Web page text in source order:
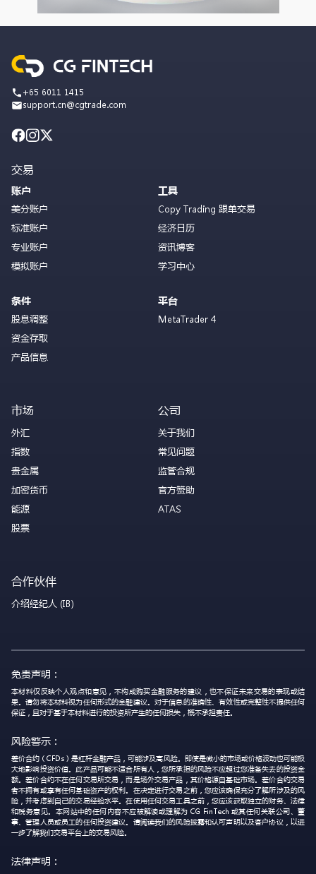
+65 6011 1415
support.cn@cgtrade.com
交易
账户
美分账户
标准账户
专业账户
模拟账户
条件
股息调整
资金存取
产品信息
工具
Copy Trading 跟单交易
经济日历
资讯博客
学习中心
平台
MetaTrader 4
市场
外汇
指数
贵金属
加密货币
能源
股票
公司
关于我们
常见问题
监管合规
官方赞助
ATAS
合作伙伴
介绍经纪人 (IB)
免责声明：
本材料仅反映个人观点和意见，不构成购买金融服务的建议，也不保证未来交易的表现或结
果。请勿将本材料视为任何形式的金融建议。对于信息的准确性、有效性或完整性不提供任何
保证，且对于基于本材料进行的投资所产生的任何损失，概不承担责任。
风险警示：
差价合约（CFDs）是杠杆金融产品，可能涉及高风险。即使是微小的市场或价格波动也可能极
大地影响投资价值。此产品可能不适合所有人，您所承担的风险不应超过您准备失去的投资金
额。差价合约不在任何交易所交易，而是场外交易产品，其价格源自基础市场。差价合约交易
者不拥有或享有任何基础资产的权利。在决定进行交易之前，您应该确保充分了解所涉及的风
险，并考虑到自己的交易经验水平。在使用任何交易工具之前，您应该获取独立的财务、法律
和税务意见。本网站中的任何内容不应被解读或理解为 CG FinTech 或其任何关联公司、董
事、管理人员或员工的任何投资建议。请阅读我们的风险披露和认可声明以及客户协议，以进
一步了解我们交易平台上的交易风险。
法律声明：